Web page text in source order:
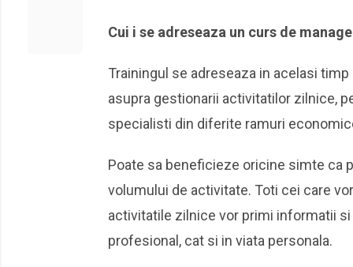
Cui i se adreseaza un curs de
Trainingul se adreseaza in acelasi
asupra gestionarii activitatilor zilnice,
specialisti din diferite ramuri
Poate sa beneficieze oricine simte ca
volumului de activitate. Toti cei care
activitatile zilnice vor primi informatii
profesional, cat si in viata personala.